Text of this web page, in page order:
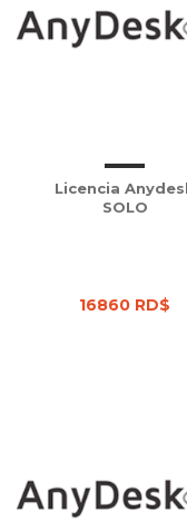
Licencia
SOLO
16860 RD$